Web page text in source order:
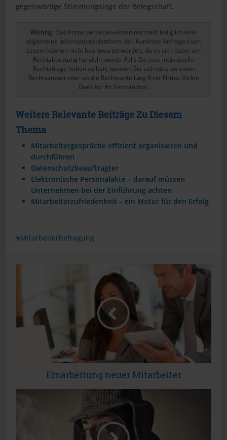
gegenwärtige Stimmungslage der Belegschaft.
Wichtig: Das Portal personal-wissen.net stellt lediglich eine
allgemeine Informationsplattform dar. Konkrete Anfragen von
Lesern können nicht beantwortet werden, da es sich dabei um
Rechtsberatung handeln würde. Falls Sie eine individuelle
Rechtsfrage haben sollten, wenden Sie sich bitte an einen
Rechtsanwalt oder an die Rechtsabteilung Ihrer Firma. Vielen
Dank für Ihr Verständnis.
Weitere Relevante Beiträge Zu Diesem
Thema
Mitarbeitergespräche effizient organisieren und
durchführen
Datenschutzbeauftragter
Elektronische Personalakte – darauf müssen
Unternehmen bei der Einführung achten
Mitarbeiterzufriedenheit – ein Motor für den Erfolg
Mitarbeiterbefragung
Einarbeitung neuer Mitarbeiter